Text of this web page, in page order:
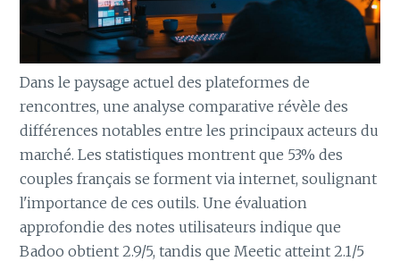
Dans le paysage actuel des plateformes de
rencontres, une analyse comparative révèle des
différences notables entre les principaux acteurs du
marché. Les statistiques montrent que 53% des
couples français se forment via internet, soulignant
l'importance de ces outils. Une évaluation
approfondie des notes utilisateurs indique que
Badoo obtient 2.9/5, tandis que Meetic atteint 2.1/5